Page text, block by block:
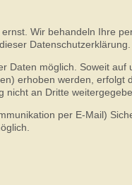
Wir behandeln Ihre
Datenschutzerklärung.
Daten möglich. Soweit auf
erhoben werden, erfolgt
an Dritte
per E-Mail)